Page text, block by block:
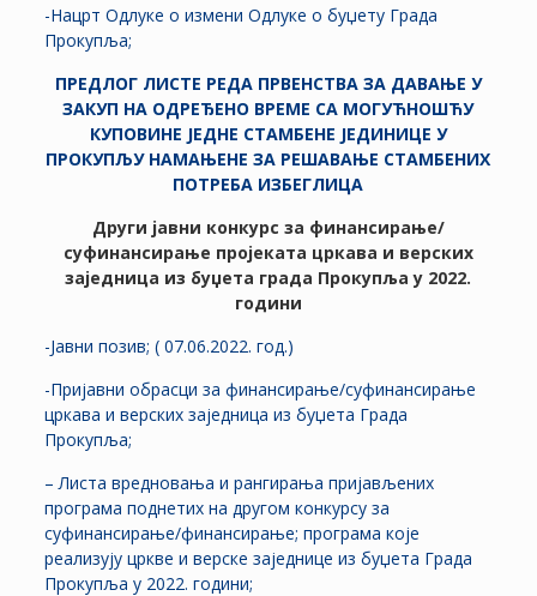
-Нацрт Одлуке о измени Одлуке о буџету Града
Прокупља;
ПРЕДЛОГ ЛИСТЕ РЕДА ПРВЕНСТВА ЗА ДАВАЊЕ У
ЗАКУП НА ОДРЕЂЕНО ВРЕМЕ СА МОГУЋНОШЋУ
КУПОВИНЕ ЈЕДНЕ СТАМБЕНЕ ЈЕДИНИЦЕ У
ПРОКУПЉУ НАМАЊЕНЕ ЗА РЕШАВАЊЕ СТАМБЕНИХ
ПОТРЕБА ИЗБЕГЛИЦА
Други јавни конкурс за финансирање/
суфинансирање пројеката цркава и верских
заједница из буџета града Прокупља у 2022.
години
-Јавни позив; ( 07.06.2022. год.)
-Пријавни обрасци за финансирање/суфинансирање
цркава и верских заједница из буџета Града
Прокупља;
– Листа вредновања и рангирања пријављених
програма поднетих на другом конкурсу за
суфинансирање/финансирање; програма које
реализују цркве и верске заједнице из буџета Града
Прокупља у 2022. години;